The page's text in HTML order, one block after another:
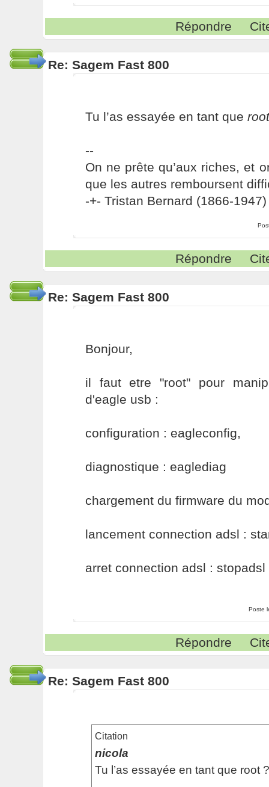
Répondre
Re: Sagem Fast 800
Tu l’as essayée en tant que root
--
On ne prête qu’aux riches, et
que les autres remboursent
-+- Tristan Bernard (1866-1947)
Répondre
Re: Sagem Fast 800
Bonjour,
il faut etre "root" pour
d'eagle usb :
configuration : eagleconfig,
diagnostique : eaglediag
chargement du firmware du
lancement connection adsl :
arret connection adsl : stopadsl
Poste
Répondre
Re: Sagem Fast 800
Citation
nicola
Tu l’as essayée en tant que root ?